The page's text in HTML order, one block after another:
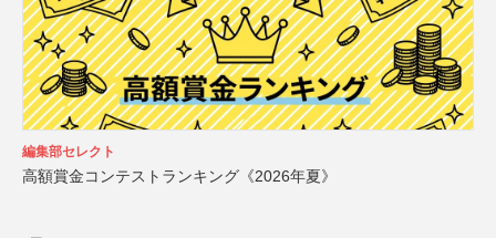
編集部セレクト
高額賞金コンテストランキング《2026年夏》